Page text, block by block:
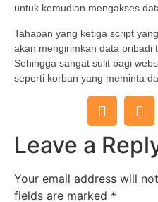
untuk kemudian mengakses
Tahapan yang ketiga script
akan mengirimkan data pribadi
Sehingga sangat sulit bagi
seperti korban yang meminta
Leave a
Your email address will
fields are marked *